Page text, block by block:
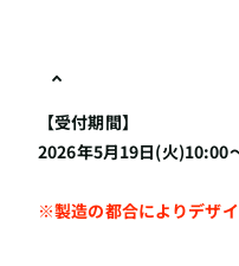
【受付期間】
2026年5月19日(火)10:00
※製造の都合によりデザ